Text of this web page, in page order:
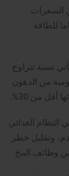
السعرات
للطاقة
نسبة تتراوح
اليومية من الدهون
من 30%.
الغذائي
وتقليل خطر